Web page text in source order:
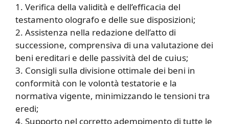
1. Verifica della validità e dell’efficacia del
testamento olografo e delle sue disposizioni;
2. Assistenza nella redazione dell’atto di
successione, comprensiva di una valutazione dei
beni ereditari e delle passività del de cuius;
3. Consigli sulla divisione ottimale dei beni in
conformità con le volontà testatorie e la
normativa vigente, minimizzando le tensioni tra
eredi;
4. Supporto nel corretto adempimento di tutte le